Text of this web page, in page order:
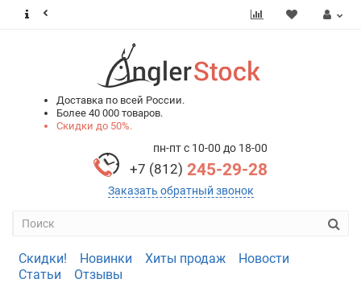
Доставка по всей России.
Более 40 000 товаров.
Скидки до 50%.
пн-пт с 10-00 до 18-00
+7 (812) 245-29-28
Заказать обратный звонок
Скидки! Новинки Хиты продаж
Новости
Статьи
Отзывы